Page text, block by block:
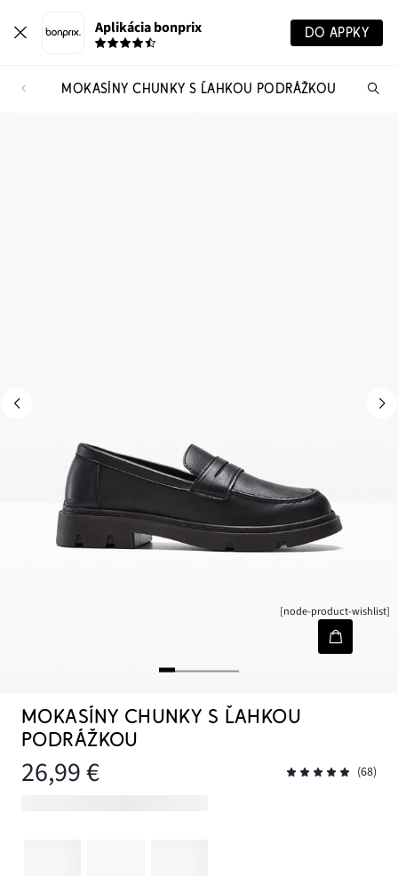
Aplikácia bonprix DO APPKY
MOKASÍNY CHUNKY S ĽAHKOU PODRÁŽKOU
[node-product-wishlist]
MOKASÍNY CHUNKY S ĽAHKOU
PODRÁŽKOU
26,99 € (68)